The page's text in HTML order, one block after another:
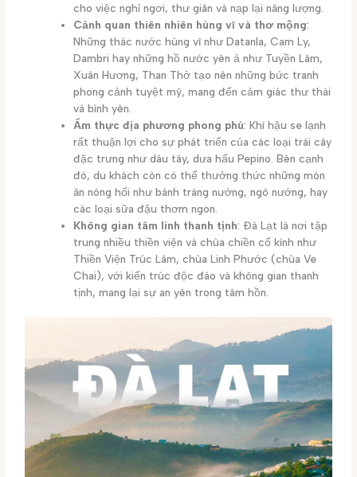
cho việc nghỉ ngơi, thư giãn và nạp lại năng lượng.
Cảnh quan thiên nhiên hùng vĩ và thơ mộng:
Những thác nước hùng vĩ như Datanla, Cam Ly,
Dambri hay những hồ nước yên ả như Tuyền Lâm,
Xuân Hương, Than Thở tạo nên những bức tranh
phong cảnh tuyệt mỹ, mang đến cảm giác thư thái
và bình yên.
Ẩm thực địa phương phong phú: Khí hậu se lạnh
rất thuận lợi cho sự phát triển của các loại trái cây
đặc trưng như dâu tây, dưa hấu Pepino. Bên cạnh
đó, du khách còn có thể thưởng thức những món
ăn nóng hổi như bánh tráng nướng, ngô nướng, hay
các loại sữa đậu thơm ngon.
Không gian tâm linh thanh tịnh: Đà Lạt là nơi tập
trung nhiều thiền viện và chùa chiền cổ kính như
Thiền Viện Trúc Lâm, chùa Linh Phước (chùa Ve
Chai), với kiến trúc độc đáo và không gian thanh
tịnh, mang lại sự an yên trong tâm hồn.